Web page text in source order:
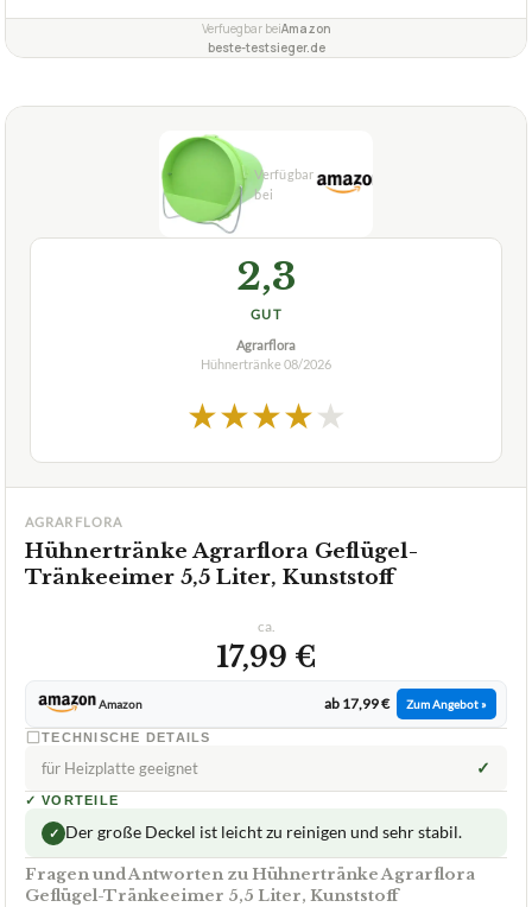
Verfuegbar beiAmazon
beste-testsieger.de
2,3
GUT
Agrarflora
Hühnertränke 08/2026
★★★★★
AGRARFLORA
Hühnertränke Agrarflora Geflügel-
Tränkeeimer 5,5 Liter, Kunststoff
ca.
17,99 €
Amazon ab 17,99 € Zum Angebot »
TECHNISCHE DETAILS
für Heizplatte geeignet ✓
✓ VORTEILE
✓ Der große Deckel ist leicht zu reinigen und sehr stabil.
Fragen und Antworten zu Hühnertränke Agrarflora
Geflügel-Tränkeeimer 5,5 Liter, Kunststoff